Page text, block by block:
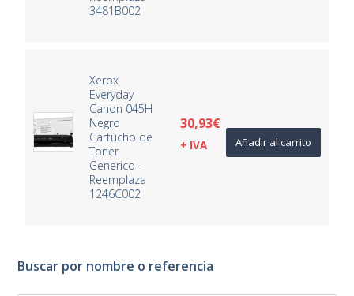
3481B002
Xerox
Everyday
Canon 045H
Negro
Cartucho de
Toner
Generico –
Reemplaza
1246C002
30,93€
+ IVA Añadir al carrito
Buscar por nombre o referencia